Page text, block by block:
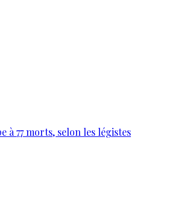
à 77 morts, selon les légistes